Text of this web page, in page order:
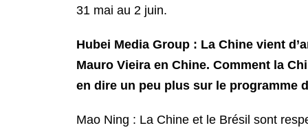
31 mai au 2 juin.
Hubei Media Group : La Chine vient
Mauro Vieira en Chine. Comment la
en dire un peu plus sur le programme
Mao Ning : La Chine et le Brésil sont